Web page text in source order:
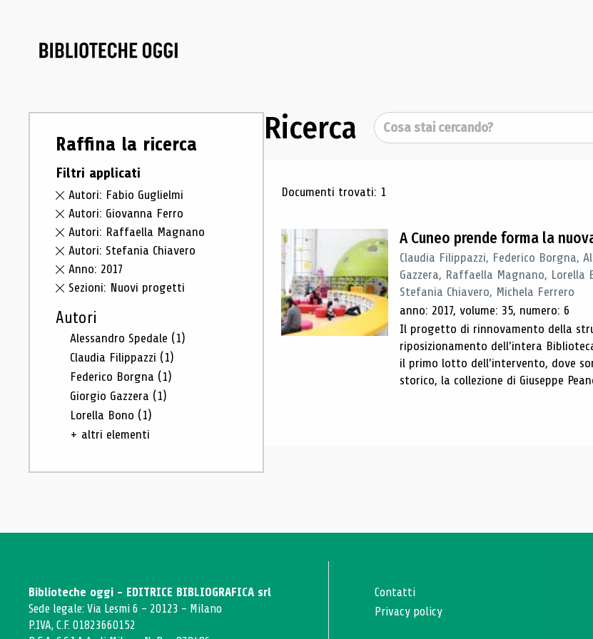
Raffina la ricerca
Filtri applicati
Autori: Fabio Guglielmi
Autori: Giovanna Ferro
Autori: Raffaella Magnano
Autori: Stefania Chiavero
Anno: 2017
Sezioni: Nuovi progetti
Autori
Alessandro Spedale (1)
Claudia Filippazzi (1)
Federico Borgna (1)
Giorgio Gazzera (1)
Lorella Bono (1)
+ altri elementi
Ricerca Cerca
Risultati di ricerca
Documenti trovati: 1
A Cuneo prende forma la
Claudia Filippazzi, Federico Borgna,
Gazzera, Raffaella Magnano, Lorella
Stefania Chiavero, Michela Ferrero
anno: 2017, volume: 35, numero: 6
Il progetto di rinnovamento della
riposizionamento dell'intera
il primo lotto dell'intervento, dove
storico, la collezione di Giuseppe
Biblioteche oggi - EDITRICE BIBLIOGRAFICA srl
Sede legale: Via Lesmi 6 - 20123 - Milano
P.IVA, C.F. 01823660152
Contatti
Privacy policy